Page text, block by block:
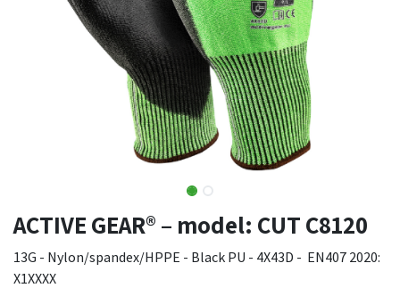
ACTIVE GEAR® – model: CUT C8120
13G - Nylon/spandex/HPPE - Black PU - 4X43D - EN407 2020:
X1XXXX